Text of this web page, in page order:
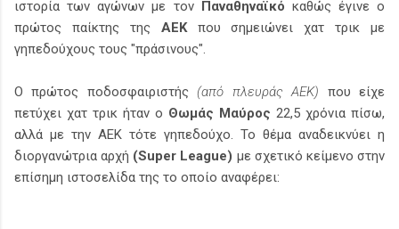
ιστορία των αγώνων με τον Παναθηναϊκό καθώς έγινε ο
πρώτος παίκτης της ΑΕΚπου σημειώνει χατ τρικ με
γηπεδούχους τους "πράσινους".
Ο πρώτος ποδοσφαιριστής(από πλευράς ΑΕΚ) που είχε
πετύχει χατ τρικ ήταν ο Θωμάς Μαύρος 22,5 χρόνια πίσω,
αλλά με την ΑΕΚ τότε γηπεδούχο. Το θέμα αναδεικνύει η
διοργανώτρια αρχή (Super League) με σχετικό κείμενο στην
επίσημη ιστοσελίδα της το οποίο αναφέρει: